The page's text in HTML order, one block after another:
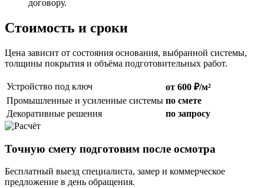
договору.
Стоимость и сроки
Цена зависит от состояния основания, выбранной системы,
толщины покрытия и объёма подготовительных работ.
Устройство под ключ
от 600 ₽/м²
Промышленные и усиленные системы по смете
Декоративные решения
по запросу
Точную смету подготовим после осмотра
Бесплатный выезд специалиста, замер и коммерческое
предложение в день обращения.